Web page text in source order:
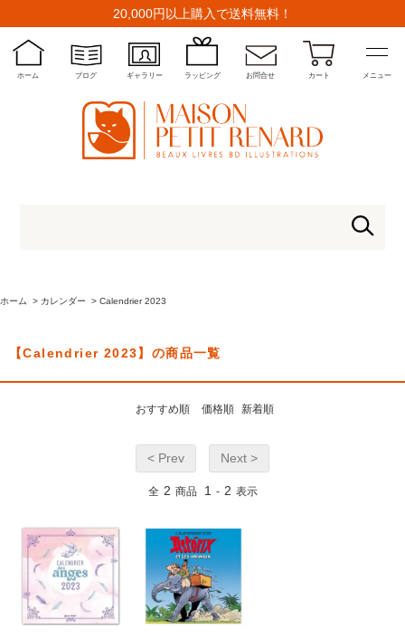
20,000円以上購入で送料無料！
ホーム ブログ ギャラリー ラッピング お問合せ カート メニュー
ホーム > カレンダー > Calendrier 2023
【Calendrier 2023】の商品一覧
おすすめ順 価格順 新着順
< Prev Next >
全 2 商品 1 - 2 表示